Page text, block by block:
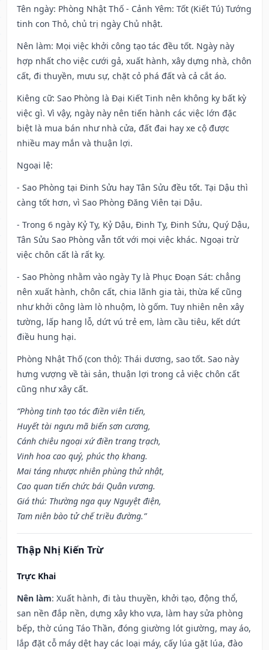
Tên ngày: Phòng Nhật Thố - Cảnh Yêm: Tốt (Kiết Tú) Tướng
tinh con Thỏ, chủ trị ngày Chủ nhật.
Nên làm: Mọi việc khởi công tạo tác đều tốt. Ngày này
hợp nhất cho việc cưới gả, xuất hành, xây dựng nhà, chôn
cất, đi thuyền, mưu sự, chặt cỏ phá đất và cả cắt áo.
Kiêng cữ: Sao Phòng là Đại Kiết Tinh nên không kỵ bất kỳ
việc gì. Vì vậy, ngày này nên tiến hành các việc lớn đặc
biệt là mua bán như nhà cửa, đất đai hay xe cộ được
nhiều may mắn và thuận lợi.
Ngoại lệ:
- Sao Phòng tại Đinh Sửu hay Tân Sửu đều tốt. Tại Dậu thì
càng tốt hơn, vì Sao Phòng Đăng Viên tại Dậu.
- Trong 6 ngày Kỷ Tỵ, Kỷ Dậu, Đinh Tỵ, Đinh Sửu, Quý Dậu,
Tân Sửu Sao Phòng vẫn tốt với mọi việc khác. Ngoại trừ
việc chôn cất là rất kỵ.
- Sao Phòng nhằm vào ngày Tỵ là Phục Đoạn Sát: chẳng
nên xuất hành, chôn cất, chia lãnh gia tài, thừa kế cũng
như khởi công làm lò nhuộm, lò gốm. Tuy nhiên nên xây
tường, lấp hang lỗ, dứt vú trẻ em, làm cầu tiêu, kết dứt
điều hung hại.
Phòng Nhật Thố (con thỏ): Thái dương, sao tốt. Sao này
hưng vượng về tài sản, thuận lợi trong cả việc chôn cất
cũng như xây cất.
“Phòng tinh tạo tác điền viên tiến,
Huyết tài ngưu mã biến sơn cương,
Cánh chiêu ngoại xứ điền trang trạch,
Vinh hoa cao quý, phúc thọ khang.
Mai táng nhược nhiên phùng thử nhật,
Cao quan tiến chức bái Quân vương.
Giá thú: Thường nga quy Nguyệt điện,
Tam niên bào tử chế triều đường.”
Thập Nhị Kiến Trừ
Trực Khai
Nên làm: Xuất hành, đi tàu thuyền, khởi tạo, động thổ,
san nền đắp nền, dựng xây kho vựa, làm hay sửa phòng
bếp, thờ cúng Táo Thần, đóng giường lót giường, may áo,
lắp đặt cỗ máy dệt hay các loại máy, cấy lúa gặt lúa, đào